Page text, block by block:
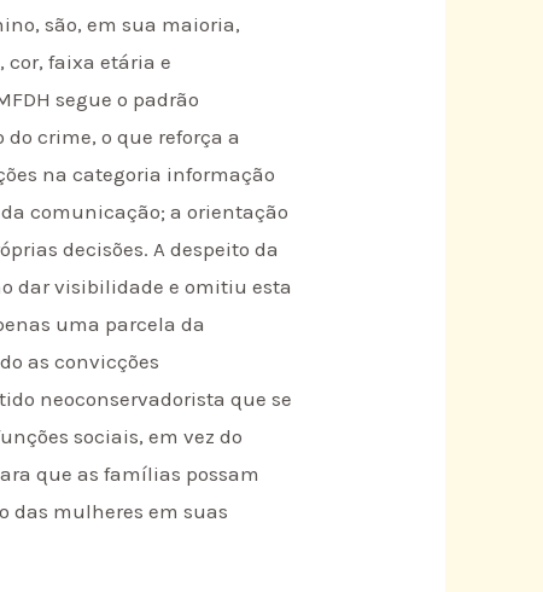
são, em sua maioria,
cor, faixa etária e
segue o padrão
crime, o que reforça a
na categoria informação
comunicação; a orientação
decisões. A despeito da
dar visibilidade e omitiu esta
uma parcela da
as convicções
neoconservadorista que se
sociais, em vez do
que as famílias possam
das mulheres em suas